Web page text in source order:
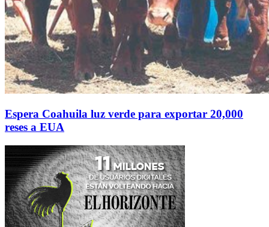
Espera Coahuila luz verde para exportar 20,000
reses a EUA